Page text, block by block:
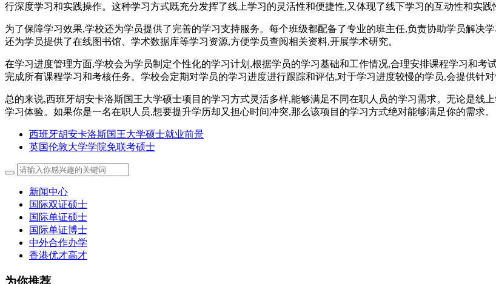
行深度学习和实践操作。这种学习方式既充分发挥了线上学习的灵活性和便捷性,又体现了线下学习的互动性和实践
为了保障学习效果,学校还为学员提供了完善的学习支持服务。每个班级都配备了专业的班主任,负责协助学员解决
还为学员提供了在线图书馆、学术数据库等学习资源,方便学员查阅相关资料,开展学术研究。
在学习进度管理方面,学校会为学员制定个性化的学习计划,根据学员的学习基础和工作情况,合理安排课程学习和
完成所有课程学习和考核任务。学校会定期对学员的学习进度进行跟踪和评估,对于学习进度较慢的学员,会提供针对
总的来说,西班牙胡安卡洛斯国王大学硕士项目的学习方式灵活多样,能够满足不同在职人员的学习需求。无论是线
学习体验。如果你是一名在职人员,想要提升学历却又担心时间冲突,那么该项目的学习方式绝对能够满足你的需求。
西班牙胡安卡洛斯国王大学硕士就业前景
英国伦敦大学学院免联考硕士
新闻中心
国际双证硕士
国际单证硕士
国际单证博士
中外合作办学
香港优才高才
为你推荐